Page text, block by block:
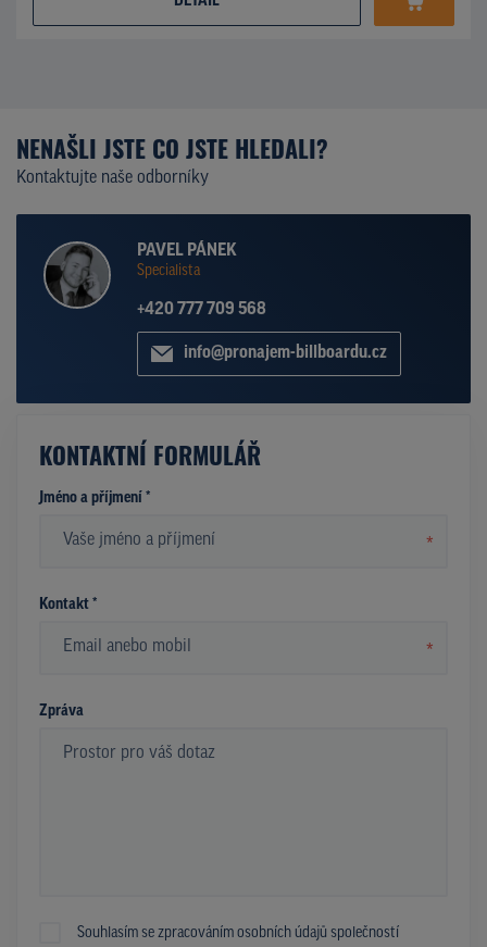
NENAŠLI JSTE CO JSTE HLEDALI?
Kontaktujte naše odborníky
PAVEL PÁNEK
Specialista
+420 777 709 568
info@pronajem-billboardu.cz
KONTAKTNÍ FORMULÁŘ
Jméno a příjmení *
*
Kontakt *
*
Zpráva
Souhlasím se zpracováním osobních údajů společností